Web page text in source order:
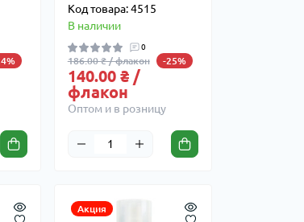
Код товара: 4515
В наличии
0
186.00 ₴ / флакон -25%
140.00 ₴ /
флакон
Оптом и в розницу
Акция